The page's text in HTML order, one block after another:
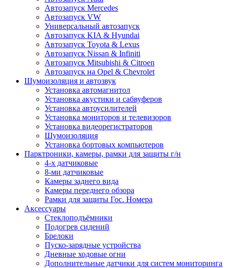
Автозапуск Mercedes
Автозапуск VW
Универсальный автозапуск
Автозапуск KIA & Hyundai
Автозапуск Toyota & Lexus
Автозапуск Nissan & Infiniti
Автозапуск Mitsubishi & Citroen
Автозапуск на Opel & Chevrolet
Шумоизоляция и автозвук
Установка автомагнитол
Установка акустики и сабвуферов
Установка автоусилителей
Установка мониторов и телевизоров
Установка видеорегистраторов
Шумоизоляция
Установка бортовых компьютеров
Парктроники, камеры, рамки для защиты г/н
4-х датчиковые
8-ми датчиковые
Камеры заднего вида
Камеры переднего обзора
Рамки для защиты Гос. Номера
Аксессуары
Стеклоподъёмники
Подогрев сидений
Брелоки
Пуско-зарядные устройства
Дневные ходовые огни
Дополнительные датчики для систем мониторинга